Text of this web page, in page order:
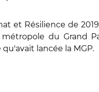
et Résilience de
du Grand
lancée la MGP.